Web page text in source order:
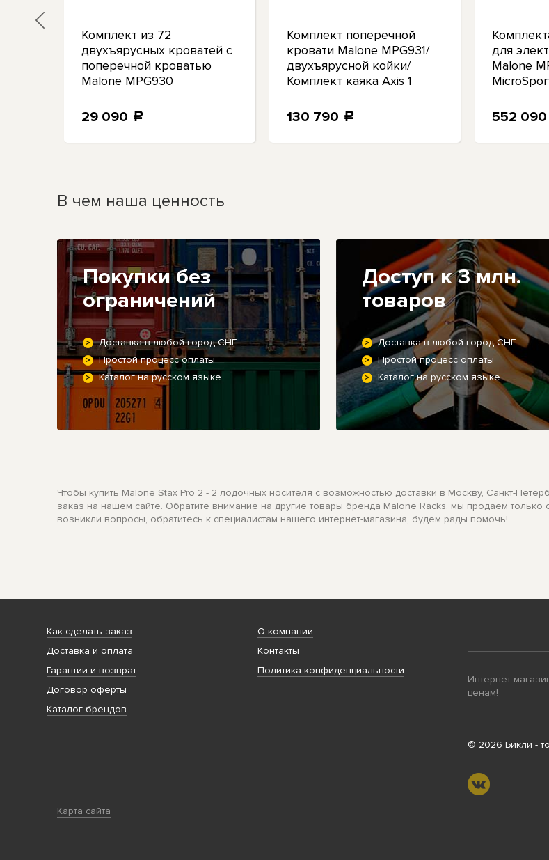
Комплект из 72
двухъярусных кроватей с
поперечной кроватью
Malone MPG930
29 090 a
Комплект поперечной
кровати Malone MPG931/
двухъярусной койки/
Комплект каяка Axis 1
130 790 a
для
Malone
552 090
В чем наша ценность
Покупки без
ограничений
Доставка в любой город СНГ
Простой процесс оплаты
Каталог на русском языке
Доступ к 3 млн.
товаров
Доставка в любой город СНГ
Простой процесс оплаты
Каталог на русском языке
Чтобы купить Malone Stax Pro 2 - 2 лодочных носителя с возможностью доставки в Москву, Санкт-
заказ на нашем сайте. Обратите внимание на другие товары бренда Malone Racks, мы продаем
возникли вопросы, обратитесь к специалистам нашего интернет-магазина, будем рады помочь!
Как сделать заказ
Доставка и оплата
Гарантии и возврат
Договор оферты
Каталог брендов
О компании
Контакты
Политика конфиденциальности
Интернет-
ценам!
© 2026 Бикли -
Карта сайта